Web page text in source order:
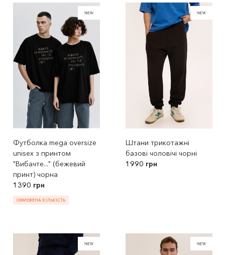
Футболка mega oversize
unisex з принтом
"Вибачте..." (бежевий
принт) чорна
1390 грн
ОБМЕЖЕНА КІЛЬКІСТЬ
Штани трикотажні
базові чоловічі чорні
1990 грн